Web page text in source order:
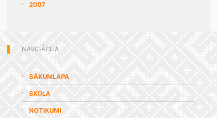
2007
NAVIGĀCIJA
SĀKUMLAPA
SKOLA
NOTIKUMI